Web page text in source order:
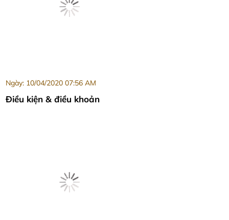
Ngày: 10/04/2020 07:56 AM
Điều kiện & điều khoản